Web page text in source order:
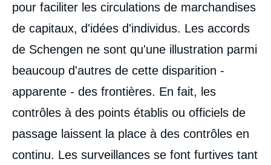
pour faciliter les circulations de marchandises
de capitaux, d'idées d'individus. Les accords
de Schengen ne sont qu'une illustration parmi
beaucoup d'autres de cette disparition -
apparente - des frontières. En fait, les
contrôles à des points établis ou officiels de
passage laissent la place à des contrôles en
continu. Les surveillances se font furtives tant